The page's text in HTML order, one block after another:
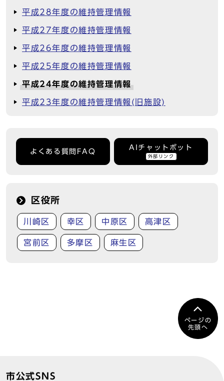
平成28年度の維持管理情報
平成27年度の維持管理情報
平成26年度の維持管理情報
平成25年度の維持管理情報
平成24年度の維持管理情報
平成23年度の維持管理情報(旧施設)
よくある質問FAQ
AIチャットボット
外部リンク
区役所
川崎区 幸区 中原区 高津区
宮前区 多摩区 麻生区
ページの
先頭へ
市公式SNS